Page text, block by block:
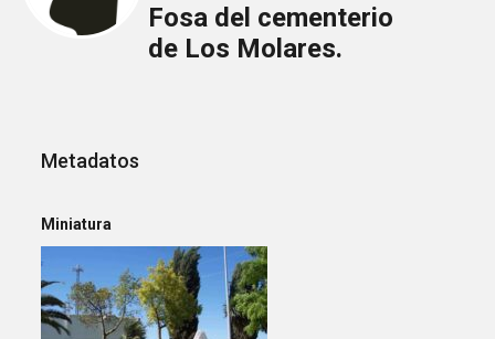
Fosa del cementerio
de Los Molares.
Metadatos
Miniatura